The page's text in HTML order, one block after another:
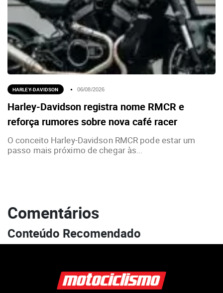
HARLEY-DAVIDSON 06/08/2026
Harley-Davidson registra nome RMCR e
reforça rumores sobre nova café racer
O conceito Harley-Davidson RMCR pode estar um
passo mais próximo de chegar às...
Comentários
Conteúdo Recomendado